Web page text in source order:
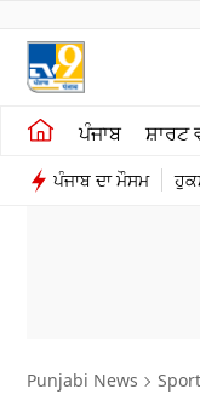
ਪੰਜਾਬ ਸ਼ਾਰਟ
ਪੰਜਾਬ ਦਾ ਮੌਸਮ
ਖੇਤੀਬਾੜੀ
ਸ਼ਾਰਟ ਵੀਡੀਓਜ਼
Punjabi News